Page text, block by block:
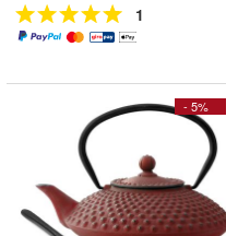
1
- 5%